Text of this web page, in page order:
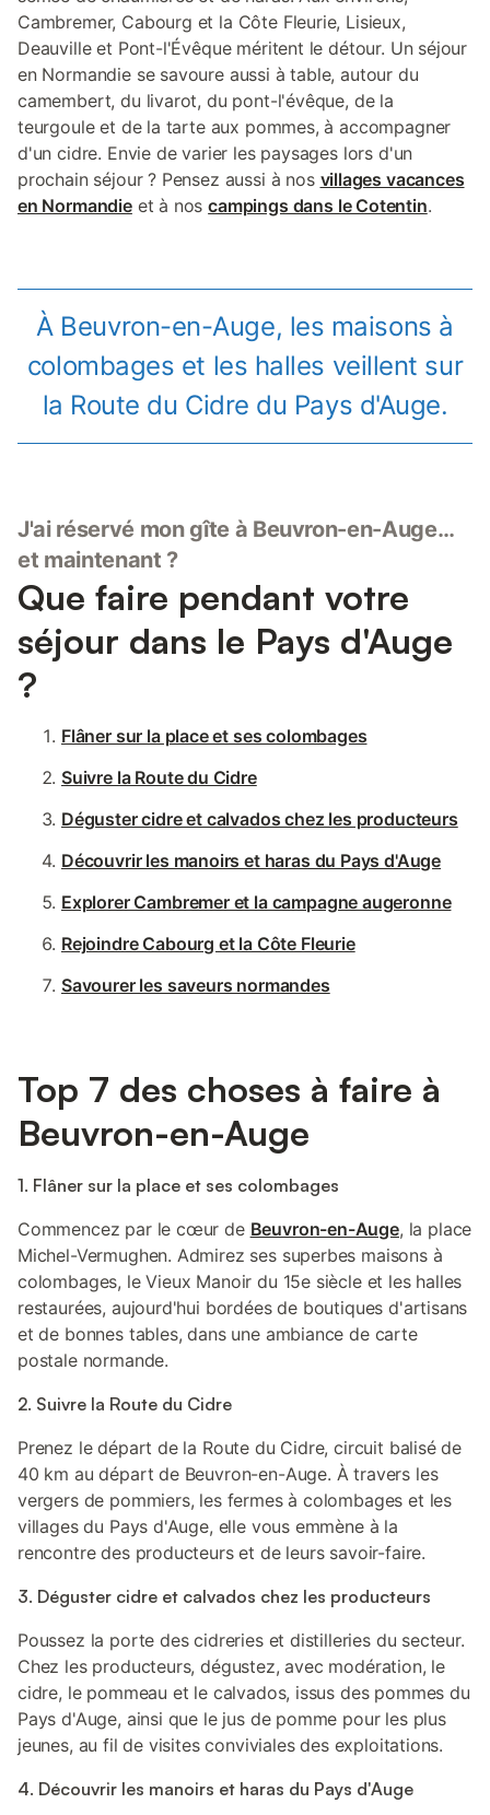
Cambremer, Cabourg et la Côte Fleurie, Lisieux,
Deauville et Pont-l'Évêque méritent le détour. Un séjour
en Normandie se savoure aussi à table, autour du
camembert, du livarot, du pont-l'évêque, de la
teurgoule et de la tarte aux pommes, à accompagner
d'un cidre. Envie de varier les paysages lors d'un
prochain séjour ? Pensez aussi à nos villages vacances
en Normandieet à noscampings dans le Cotentin.
À Beuvron-en-Auge, les maisons à
colombages et les halles veillent sur
la Route du Cidre du Pays d'Auge.
J'ai réservé mon gîte à Beuvron-en-Auge…
et maintenant ?
Que faire pendant votre
séjour dans le Pays d'Auge
?
Flâner sur la place et ses colombages
Suivre la Route du Cidre
Déguster cidre et calvados chez les producteurs
Découvrir les manoirs et haras du Pays d'Auge
Explorer Cambremer et la campagne augeronne
Rejoindre Cabourg et la Côte Fleurie
Savourer les saveurs normandes
Top 7 des choses à faire à
Beuvron-en-Auge
1. Flâner sur la place et ses colombages
Commencez par le cœur de Beuvron-en-Auge, la place
Michel-Vermughen. Admirez ses superbes maisons à
colombages, le Vieux Manoir du 15e siècle et les halles
restaurées, aujourd'hui bordées de boutiques d'artisans
et de bonnes tables, dans une ambiance de carte
postale normande.
2. Suivre la Route du Cidre
Prenez le départ de la Route du Cidre, circuit balisé de
40 km au départ de Beuvron-en-Auge. À travers les
vergers de pommiers, les fermes à colombages et les
villages du Pays d'Auge, elle vous emmène à la
rencontre des producteurs et de leurs savoir-faire.
3. Déguster cidre et calvados chez les producteurs
Poussez la porte des cidreries et distilleries du secteur.
Chez les producteurs, dégustez, avec modération, le
cidre, le pommeau et le calvados, issus des pommes du
Pays d'Auge, ainsi que le jus de pomme pour les plus
jeunes, au fil de visites conviviales des exploitations.
4. Découvrir les manoirs et haras du Pays d'Auge